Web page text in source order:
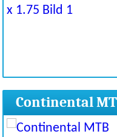
Continental
2.0 26 x 2.0